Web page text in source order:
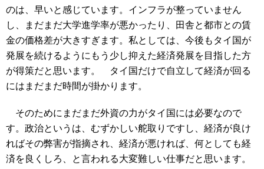
のは、早いと感じています。インフラが整っていません
し、まだまだ大学進学率が悪かったり、田舎と都市との賃
金の価格差が大きすぎます。私としては、今後もタイ国が
発展を続けるようにもう少し抑えた経済発展を目指した方
が得策だと思います。
タイ国だけで自立して経済が回る
にはまだまだ時間が掛かります。
そのためにまだまだ外資の力がタイ国には必要なので
す。政治というは、むずかしい舵取りですし、経済が良け
ればその弊害が指摘され、経済が悪ければ、何としても経
済を良くしろ、と言われる大変難しい仕事だと思います。